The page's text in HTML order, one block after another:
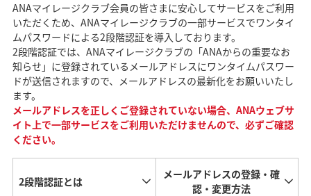
ANAマイレージクラブ会員の皆さまに安心してサービスをご利用
いただくため、ANAマイレージクラブの一部サービスでワンタイ
ムパスワードによる2段階認証を導入しております。
2段階認証では、ANAマイレージクラブの「ANAからの重要なお
知らせ」に登録されているメールアドレスにワンタイムパスワー
ドが送信されますので、メールアドレスの最新化をお願いいたし
ます。
メールアドレスを正しくご登録されていない場合、ANAウェブサ
イト上で一部サービスをご利用いただけませんので、必ずご確認
ください。
2段階認証とは
メールアドレスの登録・確
認・変更方法